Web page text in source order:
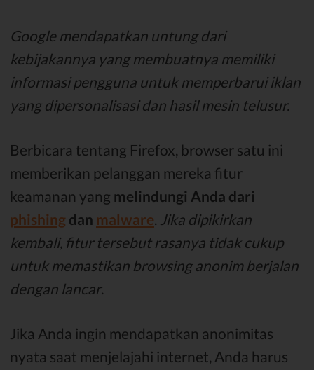
Google mendapatkan untung dari
kebijakannya yang membuatnya memiliki
informasi pengguna untuk memperbarui iklan
yang dipersonalisasi dan hasil mesin telusur.
Berbicara tentang Firefox, browser satu ini
memberikan pelanggan mereka fitur
keamanan yang melindungi Anda dari
phishing dan malware. Jika dipikirkan
kembali, fitur tersebut rasanya tidak cukup
untuk memastikan browsing anonim berjalan
dengan lancar.
Jika Anda ingin mendapatkan anonimitas
nyata saat menjelajahi internet, Anda harus